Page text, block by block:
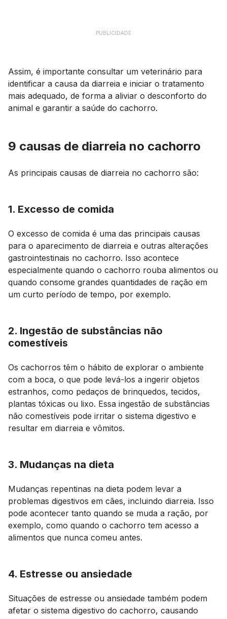
PUBLICIDADE
Assim, é importante consultar um veterinário para
identificar a causa da diarreia e iniciar o tratamento
mais adequado, de forma a aliviar o desconforto do
animal e garantir a saúde do cachorro.
9 causas de diarreia no cachorro
As principais causas de diarreia no cachorro são:
1. Excesso de comida
O excesso de comida é uma das principais causas
para o aparecimento de diarreia e outras alterações
gastrointestinais no cachorro. Isso acontece
especialmente quando o cachorro rouba alimentos ou
quando consome grandes quantidades de ração em
um curto período de tempo, por exemplo.
2. Ingestão de substâncias não
comestíveis
Os cachorros têm o hábito de explorar o ambiente
com a boca, o que pode levá-los a ingerir objetos
estranhos, como pedaços de brinquedos, tecidos,
plantas tóxicas ou lixo. Essa ingestão de substâncias
não comestíveis pode irritar o sistema digestivo e
resultar em diarreia e vômitos.
3. Mudanças na dieta
Mudanças repentinas na dieta podem levar a
problemas digestivos em cães, incluindo diarreia. Isso
pode acontecer tanto quando se muda a ração, por
exemplo, como quando o cachorro tem acesso a
alimentos que nunca comeu antes.
4. Estresse ou ansiedade
Situações de estresse ou ansiedade também podem
afetar o sistema digestivo do cachorro, causando